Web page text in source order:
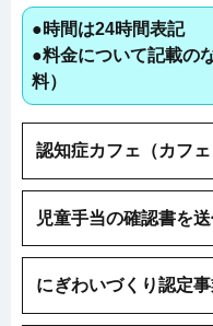
●時間は24時間表記
●料金について記載の
料）
認知症カフェ（カフ
児童手当の確認書を
にぎわいづくり認定